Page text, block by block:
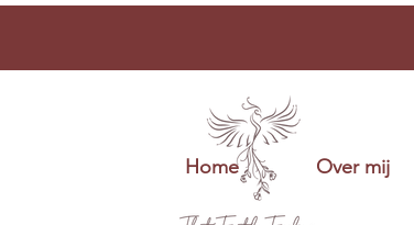
Home Over mij